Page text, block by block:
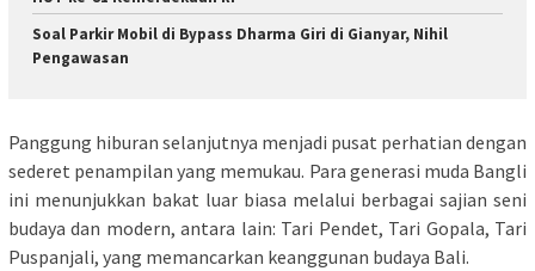
Soal Parkir Mobil di Bypass Dharma Giri di Gianyar, Nihil
Pengawasan
Panggung hiburan selanjutnya menjadi pusat perhatian dengan
sederet penampilan yang memukau. Para generasi muda Bangli
ini menunjukkan bakat luar biasa melalui berbagai sajian seni
budaya dan modern, antara lain: Tari Pendet, Tari Gopala, Tari
Puspanjali, yang memancarkan keanggunan budaya Bali.